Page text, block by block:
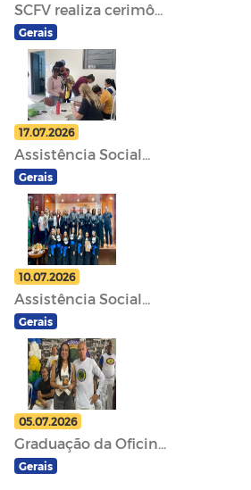
SCFV realiza cerimô...
Gerais
17.07.2026
Assistência Social...
Gerais
10.07.2026
Assistência Social...
Gerais
05.07.2026
Graduação da Oficin...
Gerais